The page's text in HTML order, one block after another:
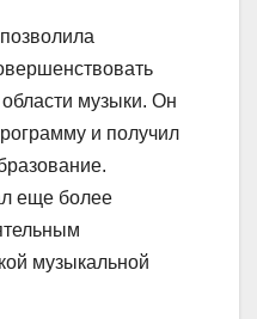
музыки. Он
и получил
еще более
музыкальной